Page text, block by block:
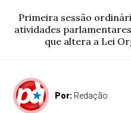
Primeira sessão
atividades
que altera a Lei
Por: Redação